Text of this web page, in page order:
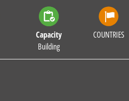
Capacity
Building
COUNTRIES